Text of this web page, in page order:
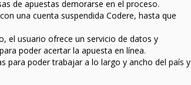
de apuestas demorarse en el proceso.
una cuenta suspendida Codere, hasta que
el usuario ofrece un servicio de datos y
poder acertar la apuesta en línea.
para poder trabajar a lo largo y ancho del país y